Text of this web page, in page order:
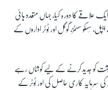
علاقے کا دورہ کیا، جہاں متعدد ہائی
سِسکو سسٹمز، گوگل اور ٹِوٹر اداروں کے
کو جدید کرنے کے لیے کوشاں رہے
سرمایہ کاری حاصل کی اور ٹِوٹر کے